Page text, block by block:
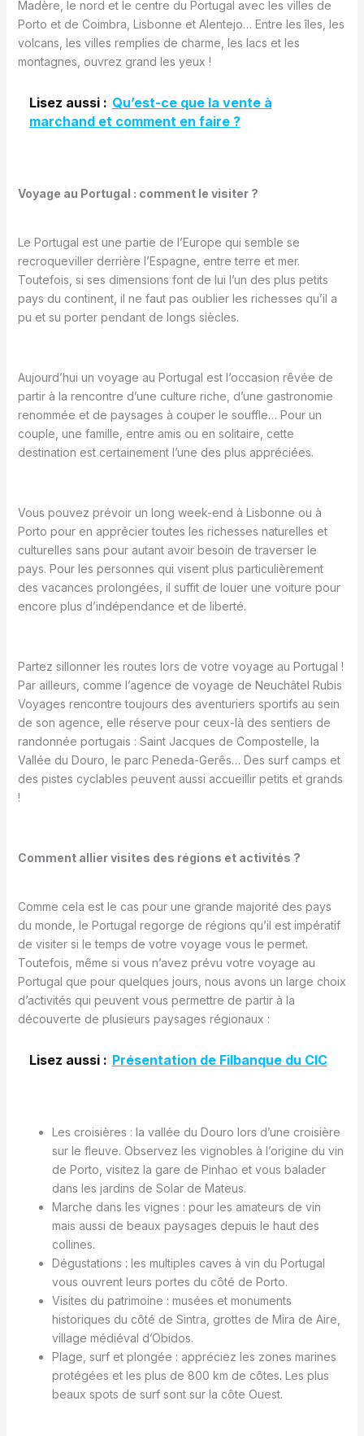
Madère, le nord et le centre du Portugal avec les villes de
Porto et de Coimbra, Lisbonne et Alentejo… Entre les îles, les
volcans, les villes remplies de charme, les lacs et les
montagnes, ouvrez grand les yeux !
Lisez aussi : Qu’est-ce que la vente à
marchand et comment en faire ?
Voyage au Portugal : comment le visiter ?
Le Portugal est une partie de l’Europe qui semble se
recroqueviller derrière l’Espagne, entre terre et mer.
Toutefois, si ses dimensions font de lui l’un des plus petits
pays du continent, il ne faut pas oublier les richesses qu’il a
pu et su porter pendant de longs siècles.
Aujourd’hui un voyage au Portugal est l’occasion rêvée de
partir à la rencontre d’une culture riche, d’une gastronomie
renommée et de paysages à couper le souffle… Pour un
couple, une famille, entre amis ou en solitaire, cette
destination est certainement l’une des plus appréciées.
Vous pouvez prévoir un long week-end à Lisbonne ou à
Porto pour en apprécier toutes les richesses naturelles et
culturelles sans pour autant avoir besoin de traverser le
pays. Pour les personnes qui visent plus particulièrement
des vacances prolongées, il suffit de louer une voiture pour
encore plus d’indépendance et de liberté.
Partez sillonner les routes lors de votre voyage au Portugal !
Par ailleurs, comme l’agence de voyage de Neuchâtel Rubis
Voyages rencontre toujours des aventuriers sportifs au sein
de son agence, elle réserve pour ceux-là des sentiers de
randonnée portugais : Saint Jacques de Compostelle, la
Vallée du Douro, le parc Peneda-Gerês… Des surf camps et
des pistes cyclables peuvent aussi accueillir petits et grands
!
Comment allier visites des régions et activités ?
Comme cela est le cas pour une grande majorité des pays
du monde, le Portugal regorge de régions qu’il est impératif
de visiter si le temps de votre voyage vous le permet.
Toutefois, même si vous n’avez prévu votre voyage au
Portugal que pour quelques jours, nous avons un large choix
d’activités qui peuvent vous permettre de partir à la
découverte de plusieurs paysages régionaux :
Lisez aussi : Présentation de Filbanque du CIC
Les croisières : la vallée du Douro lors d’une croisière
sur le fleuve. Observez les vignobles à l’origine du vin
de Porto, visitez la gare de Pinhao et vous balader
dans les jardins de Solar de Mateus.
Marche dans les vignes : pour les amateurs de vin
mais aussi de beaux paysages depuis le haut des
collines.
Dégustations : les multiples caves à vin du Portugal
vous ouvrent leurs portes du côté de Porto.
Visites du patrimoine : musées et monuments
historiques du côté de Sintra, grottes de Mira de Aire,
village médiéval d’Obidos.
Plage, surf et plongée : appréciez les zones marines
protégées et les plus de 800 km de côtes. Les plus
beaux spots de surf sont sur la côte Ouest.